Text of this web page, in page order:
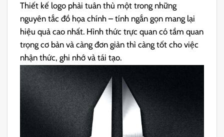
Thiết kế logo phải tuân thủ một trong những
nguyên tắc đồ họa chính – tính ngắn gọn mang lại
hiệu quả cao nhất. Hình thức trực quan có tầm quan
trọng cơ bản và càng đơn giản thì càng tốt cho việc
nhận thức, ghi nhớ và tái tạo.